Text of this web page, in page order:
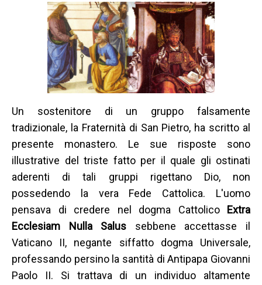
Un sostenitore di un gruppo falsamente
tradizionale, la Fraternità di San Pietro, ha scritto al
presente monastero. Le sue risposte sono
illustrative del triste fatto per il quale gli ostinati
aderenti di tali gruppi rigettano Dio, non
possedendo la vera Fede Cattolica. L'uomo
pensava di credere nel dogma Cattolico Extra
Ecclesiam Nulla Salus sebbene accettasse il
Vaticano II, negante siffatto dogma Universale,
professando persino la santità di Antipapa Giovanni
Paolo II. Si trattava di un individuo altamente